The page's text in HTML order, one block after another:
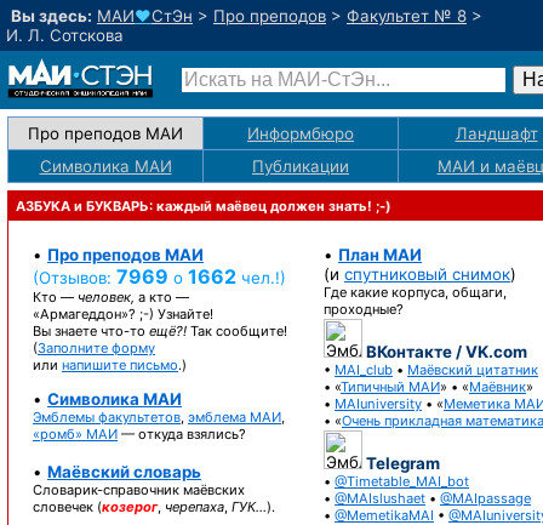
Вы здесь: МАИ♥СтЭн > Про преподов > Факультет № 8 >
И. Л. Сотскова
Про преподов МАИ Информбюро
Ландшафт
Символика МАИ
Публикации МАИ и
АЗБУКА и БУКВАРЬ: каждый маёвец должен знать! ;-)
• Про преподов МАИ
(Отзывов: 7969 о 1662 чел.!)
Кто — человек, а кто —
«Армагеддон»? ;-) Узнайте!
Вы знаете что-то ещё?! Так сообщите!
(Заполните форму
или напишите письмо.)
• Символика МАИ
Эмблемы факультетов, эмблема МАИ,
«ромб» МАИ — откуда взялись?
• Маёвский словарь
Словарик-справочник маёвских
словечек (козерог, черепаха, ГУК…).
• План МАИ
(и спутниковый снимок)
Где какие корпуса, общаги,
проходные?
ВКонтакте / VK.com
• MAI_club • Маёвский цитатник
• «Типичный МАИ» • «Маёвник»
• MAIuniversity • «Меметика
• «Очень прикладная математика
Telegram
• @Timetable_MAI_bot
• @MAIslushaet • @MAIpassage
• @MemetikaMAI •